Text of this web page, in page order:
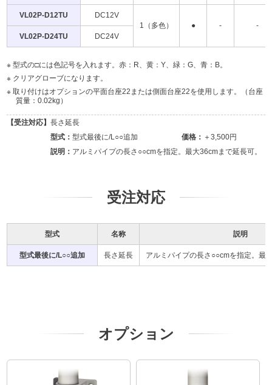
VL02P-D12TU
DC12V
1（多色）
● -
-
VL02P-D24TU
DC24V
型式の□には色記号を入れます。赤：R、黄：Y、緑：G、青：B。
クリアグローブになります。
取り付けはオプションの平面台座22または側面台座22を使用します。（台座
質量：0.02kg）
長さ延長
型式最後に/L○○追加
＋3,500円
アルミパイプの長さ○○cmを指定。最大36cmまで延長可。
受注対応
型式 名称 説明
型式最後に/L○○追加 長さ延長 アルミパイプの長さ○○cmを指定。最
オプション